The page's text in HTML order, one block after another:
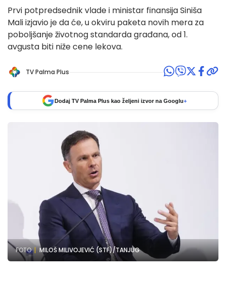
Prvi potpredsednik vlade i ministar finansija Siniša
Mali izjavio je da će, u okviru paketa novih mera za
poboljšanje životnog standarda građana, od 1.
avgusta biti niže cene lekova.
TV Palma Plus
Dodaj TV Palma Plus kao željeni izvor na Googlu+
FOTO MILOŠ MILIVOJEVIĆ (STF)/TANJUG